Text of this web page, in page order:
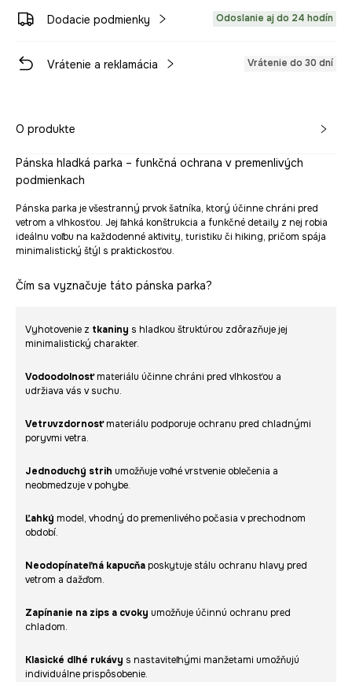
Dodacie podmienky Odoslanie aj do 24 hodín
Vrátenie a reklamácia Vrátenie do 30 dní
O produkte
Pánska hladká parka – funkčná ochrana v premenlivých
podmienkach
Pánska parka je všestranný prvok šatníka, ktorý účinne chráni pred
vetrom a vlhkosťou. Jej ľahká konštrukcia a funkčné detaily z nej robia
ideálnu voľbu na každodenné aktivity, turistiku či hiking, pričom spája
minimalistický štýl s praktickosťou.
Čím sa vyznačuje táto pánska parka?
Vyhotovenie z tkaniny s hladkou štruktúrou zdôrazňuje jej
minimalistický charakter.
Vodoodolnosťmateriálu účinne chráni pred vlhkosťou a
udržiava vás v suchu.
Vetruvzdornosťmateriálu podporuje ochranu pred chladnými
poryvmi vetra.
Jednoduchý strih umožňuje voľné vrstvenie oblečenia a
neobmedzuje v pohybe.
Ľahký model, vhodný do premenlivého počasia v prechodnom
období.
Neodopínateľná kapucňa poskytuje stálu ochranu hlavy pred
vetrom a dažďom.
Zapínanie na zips a cvoky umožňuje účinnú ochranu pred
chladom.
Klasické dlhé rukávy s nastaviteľnými manžetami umožňujú
individuálne prispôsobenie.